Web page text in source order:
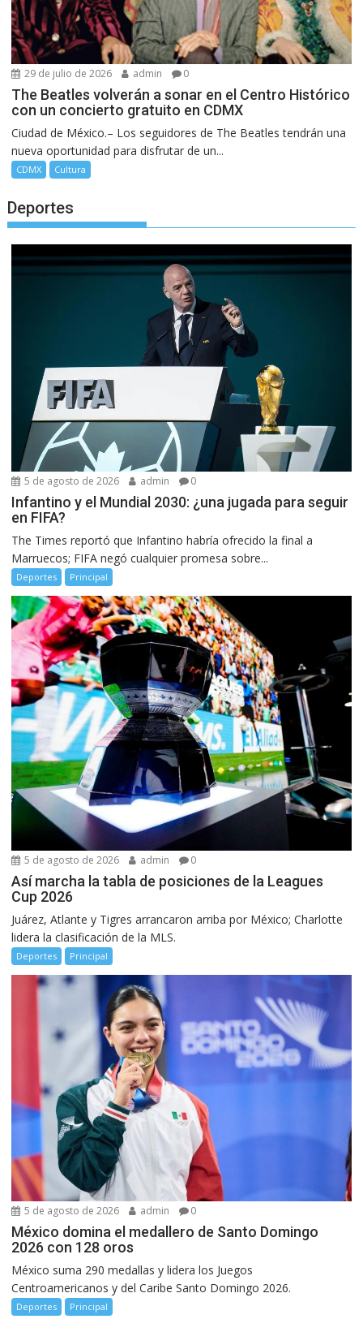
29 de julio de 2026 admin 0
The Beatles volverán a sonar en el Centro Histórico
con un concierto gratuito en CDMX
Ciudad de México.– Los seguidores de The Beatles tendrán una
nueva oportunidad para disfrutar de un...
CDMX Cultura
Deportes
5 de agosto de 2026 admin 0
Infantino y el Mundial 2030: ¿una jugada para seguir
en FIFA?
The Times reportó que Infantino habría ofrecido la final a
Marruecos; FIFA negó cualquier promesa sobre...
Deportes Principal
5 de agosto de 2026 admin 0
Así marcha la tabla de posiciones de la Leagues
Cup 2026
Juárez, Atlante y Tigres arrancaron arriba por México; Charlotte
lidera la clasificación de la MLS.
Deportes Principal
5 de agosto de 2026 admin 0
México domina el medallero de Santo Domingo
2026 con 128 oros
México suma 290 medallas y lidera los Juegos
Centroamericanos y del Caribe Santo Domingo 2026.
Deportes Principal